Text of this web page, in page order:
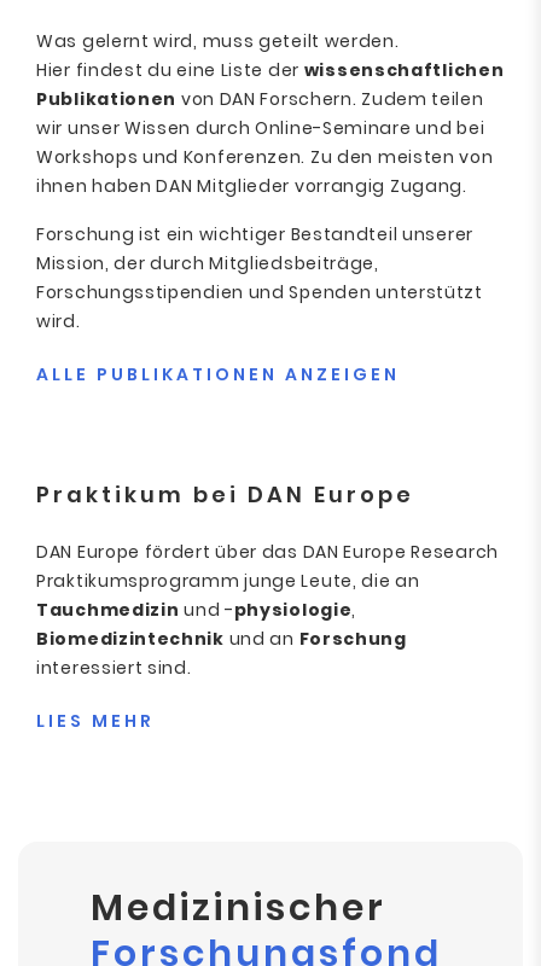
Was gelernt wird, muss geteilt werden.
Hier findest du eine Liste der wissenschaftlichen
Publikationen von DAN Forschern. Zudem teilen
wir unser Wissen durch Online-Seminare und bei
Workshops und Konferenzen. Zu den meisten von
ihnen haben DAN Mitglieder vorrangig Zugang.
Forschung ist ein wichtiger Bestandteil unserer
Mission, der durch Mitgliedsbeiträge,
Forschungsstipendien und Spenden unterstützt
wird.
ALLE PUBLIKATIONEN ANZEIGEN
Praktikum bei DAN Europe
DAN Europe fördert über das DAN Europe Research
Praktikumsprogramm junge Leute, die an
Tauchmedizin und -physiologie,
Biomedizintechnik und an Forschung
interessiert sind.
LIES MEHR
Medizinischer
Forschungsfond